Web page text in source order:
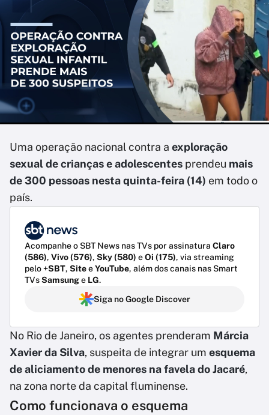
Uma operação nacional contra a exploração
sexual de crianças e adolescentes prendeu mais
de 300 pessoas nesta quinta-feira (14) em todo o
país.
Acompanhe o SBT News nas TVs por assinatura Claro
(586), Vivo (576), Sky (580) eOi (175), via streaming
pelo+SBT, SiteeYouTube, além dos canais nas Smart
TVsSamsunge LG.
Siga no Google Discover
No Rio de Janeiro, os agentes prenderam Márcia
Xavier da Silva, suspeita de integrar um esquema
de aliciamento de menores na favela do Jacaré,
na zona norte da capital fluminense.
Como funcionava o esquema